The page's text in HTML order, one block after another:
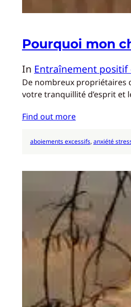
Pourquoi mon
In Entraînement positif
De nombreux propriétaires
votre tranquillité d’esprit et
Find out more
aboiements excessifs, anxiété